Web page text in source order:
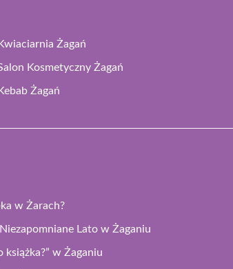
Kwiaciarnia Żagań
Kosmetyczny Żagań
Kebab Żagań
w Żarach?
Lato w Żaganiu
w Żaganiu